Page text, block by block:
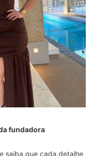
fundadora
saiba que cada detalhe